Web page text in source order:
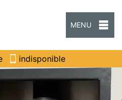
MENU
indisponible